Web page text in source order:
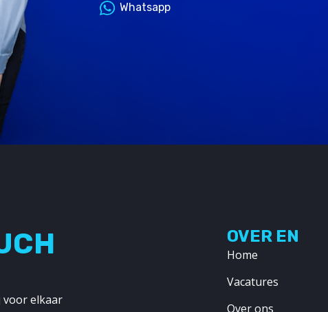
Whatsapp
voor elkaar
OVER EN
Home
Vacatures
Over ons